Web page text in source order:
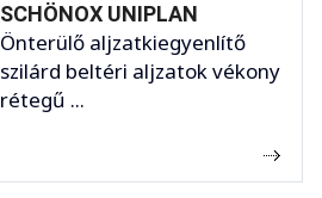
SCHÖNOX UNIPLAN
Önterülő aljzatkiegyenlítő
szilárd beltéri aljzatok vékony
rétegű ...